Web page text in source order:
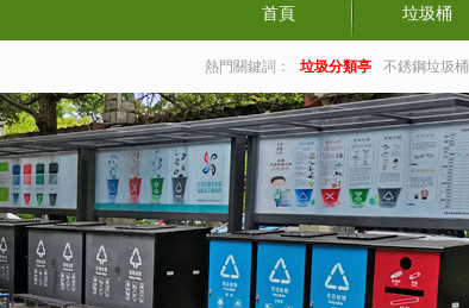
首頁 垃圾桶
熱門關鍵詞： 垃圾分類亭 不銹鋼垃圾桶